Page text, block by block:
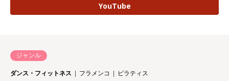
YouTube
ジャンル
ダンス・フィットネス フラメンコ
ピラティス